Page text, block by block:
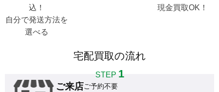
込！
自分で発送方法を
選べる
現金買取OK！
宅配買取の流れ
STEP 1
ご来店ご予約不要